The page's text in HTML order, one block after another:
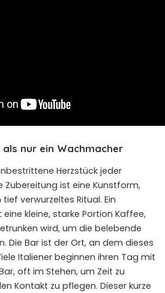
als nur ein Wachmacher
Herzstück jeder
Zubereitung ist eine Kunstform,
verwurzeltes Ritual. Ein
eine kleine, starke Portion Kaffee,
wird, um die belebende
Die Bar ist der Ort, an dem dieses
Italiener beginnen ihren Tag mit
oft im Stehen, um Zeit zu
Kontakt zu pflegen. Dieser kurze